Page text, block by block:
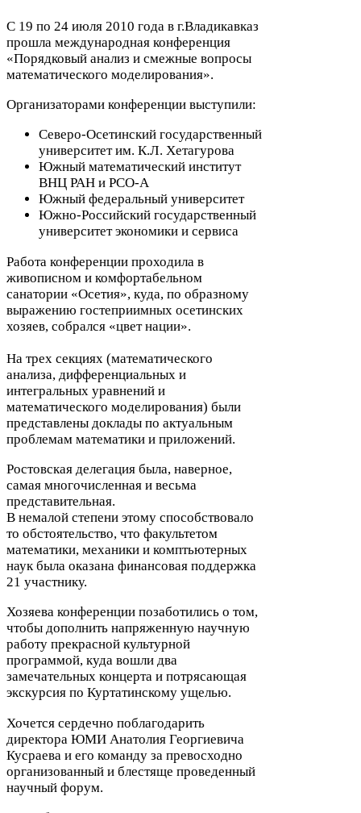
С 19 по 24 июля 2010 года в г.Владикавказ
прошла международная конференция
«Порядковый анализ и смежные вопросы
математического моделирования».
Организаторами конференции выступили:
Северо-​Осетинский государственный
университет им. К.Л. Хетагурова
Южный математический институт
ВНЦ РАН и РСО-​А
Южный федеральный университет
Южно-​Российский государственный
университет экономики и сервиса
Работа конференции проходила в
живописном и комфортабельном
санатории «Осетия», куда, по образному
выражению гостеприимных осетинских
хозяев, собрался «цвет нации».
На трех секциях (математического
анализа, дифференциальных и
интегральных уравнений и
математического моделирования) были
представлены доклады по актуальным
проблемам математики и приложений.
Ростовская делегация была, наверное,
самая многочисленная и весьма
представительная.
В немалой степени этому способствовало
то обстоятельство, что факультетом
математики, механики и комптьютерных
наук была оказана финансовая поддержка
21 участнику.
Хозяева конференции позаботились о том,
чтобы дополнить напряженную научную
работу прекрасной культурной
программой, куда вошли два
замечательных концерта и потрясающая
экскурсия по Куртатинскому ущелью.
Хочется сердечно поблагодарить
директора ЮМИ Анатолия Георгиевича
Кусраева и его команду за превосходно
организованный и блестяще проведенный
научный форум.